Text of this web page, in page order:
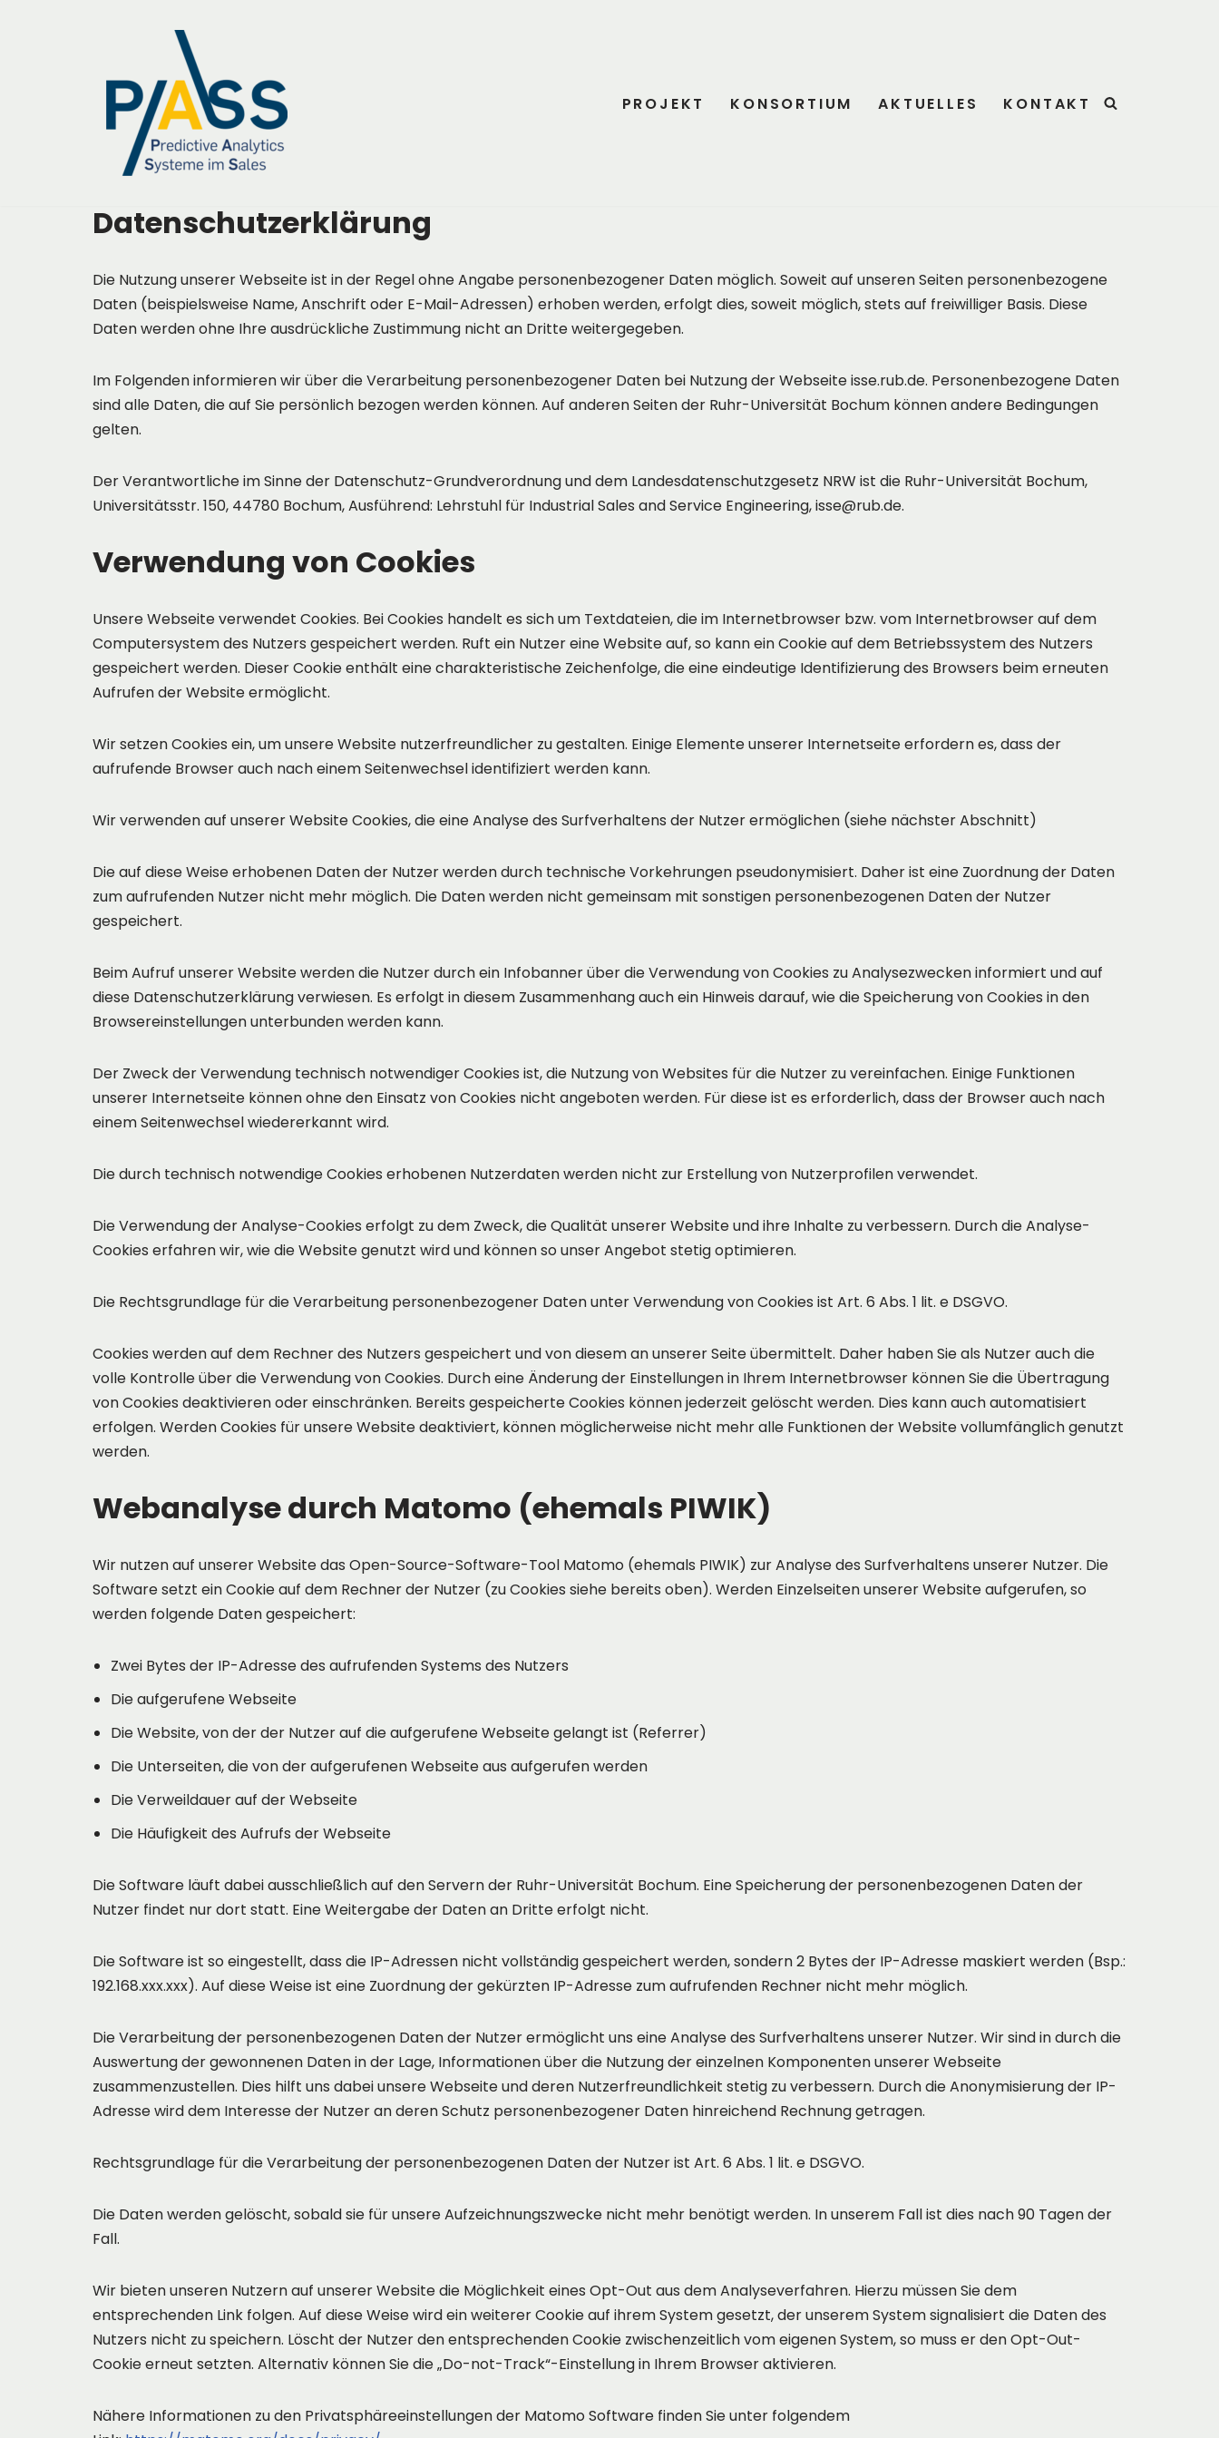
PROJEKT KONSORTIUM AKTUELLES KONTAKT
Datenschutzerklärung
Die Nut­zung un­se­rer Web­sei­te ist in der Regel ohne An­ga­be per­so­nen­be­zo­ge­ner Daten mög­lich. So­weit auf un­se­ren Sei­ten per­so­nen­be­zo­ge­ne
Daten (bei­spiels­wei­se Name, An­schrift oder E-Mail-Adres­sen) er­ho­ben wer­den, er­folgt dies, so­weit mög­lich, stets auf frei­williger Basis. Diese
Daten wer­den ohne Ihre aus­drück­li­che Zu­stim­mung nicht an Drit­te wei­ter­ge­geben.
Im Folgenden informieren wir über die Verarbeitung personenbezogener Daten bei Nutzung der Webseite isse.rub.de. Personenbezogene Daten
sind alle Daten, die auf Sie persönlich bezogen werden können. Auf anderen Seiten der Ruhr-Universität Bochum können andere Bedingungen
gelten.
Der Verantwortliche im Sinne der Datenschutz-Grundverordnung und dem Landesdatenschutzgesetz NRW ist die Ruhr-Universität Bochum,
Universitätsstr. 150, 44780 Bochum, Ausführend: Lehrstuhl für Industrial Sales and Service Engineering, isse@rub.de.
Verwendung von Cookies
Unsere Webseite verwendet Cookies. Bei Cookies handelt es sich um Textdateien, die im Internetbrowser bzw. vom Internetbrowser auf dem
Computersystem des Nutzers gespeichert werden. Ruft ein Nutzer eine Website auf, so kann ein Cookie auf dem Betriebssystem des Nutzers
gespeichert werden. Dieser Cookie enthält eine charakteristische Zeichenfolge, die eine eindeutige Identifizierung des Browsers beim erneuten
Aufrufen der Website ermöglicht.
Wir setzen Cookies ein, um unsere Website nutzerfreundlicher zu gestalten. Einige Elemente unserer Internetseite erfordern es, dass der
aufrufende Browser auch nach einem Seitenwechsel identifiziert werden kann.
Wir verwenden auf unserer Website Cookies, die eine Analyse des Surfverhaltens der Nutzer ermöglichen (siehe nächster Abschnitt)
Die auf diese Weise erhobenen Daten der Nutzer werden durch technische Vorkehrungen pseudonymisiert. Daher ist eine Zuordnung der Daten
zum aufrufenden Nutzer nicht mehr möglich. Die Daten werden nicht gemeinsam mit sonstigen personenbezogenen Daten der Nutzer
gespeichert.
Beim Aufruf unserer Website werden die Nutzer durch ein Infobanner über die Verwendung von Cookies zu Analysezwecken informiert und auf
diese Datenschutzerklärung verwiesen. Es erfolgt in diesem Zusammenhang auch ein Hinweis darauf, wie die Speicherung von Cookies in den
Browsereinstellungen unterbunden werden kann.
Der Zweck der Verwendung technisch notwendiger Cookies ist, die Nutzung von Websites für die Nutzer zu vereinfachen. Einige Funktionen
unserer Internetseite können ohne den Einsatz von Cookies nicht angeboten werden. Für diese ist es erforderlich, dass der Browser auch nach
einem Seitenwechsel wiedererkannt wird.
Die durch technisch notwendige Cookies erhobenen Nutzerdaten werden nicht zur Erstellung von Nutzerprofilen verwendet.
Die Verwendung der Analyse-Cookies erfolgt zu dem Zweck, die Qualität unserer Website und ihre Inhalte zu verbessern. Durch die Analyse-
Cookies erfahren wir, wie die Website genutzt wird und können so unser Angebot stetig optimieren.
Die Rechtsgrundlage für die Verarbeitung personenbezogener Daten unter Verwendung von Cookies ist Art. 6 Abs. 1 lit. e DSGVO.
Cookies werden auf dem Rechner des Nutzers gespeichert und von diesem an unserer Seite übermittelt. Daher haben Sie als Nutzer auch die
volle Kontrolle über die Verwendung von Cookies. Durch eine Änderung der Einstellungen in Ihrem Internetbrowser können Sie die Übertragung
von Cookies deaktivieren oder einschränken. Bereits gespeicherte Cookies können jederzeit gelöscht werden. Dies kann auch automatisiert
erfolgen. Werden Cookies für unsere Website deaktiviert, können möglicherweise nicht mehr alle Funktionen der Website vollumfänglich genutzt
werden.
Webanalyse durch Matomo (ehemals PIWIK)
Wir nutzen auf unserer Website das Open-Source-Software-Tool Matomo (ehemals PIWIK) zur Analyse des Surfverhaltens unserer Nutzer. Die
Software setzt ein Cookie auf dem Rechner der Nutzer (zu Cookies siehe bereits oben). Werden Einzelseiten unserer Website aufgerufen, so
werden folgende Daten gespeichert:
Zwei Bytes der IP-Adresse des aufrufenden Systems des Nutzers
Die aufgerufene Webseite
Die Website, von der der Nutzer auf die aufgerufene Webseite gelangt ist (Referrer)
Die Unterseiten, die von der aufgerufenen Webseite aus aufgerufen werden
Die Verweildauer auf der Webseite
Die Häufigkeit des Aufrufs der Webseite
Die Software läuft dabei ausschließlich auf den Servern der Ruhr-Universität Bochum. Eine Speicherung der personenbezogenen Daten der
Nutzer findet nur dort statt. Eine Weitergabe der Daten an Dritte erfolgt nicht.
Die Software ist so eingestellt, dass die IP-Adressen nicht vollständig gespeichert werden, sondern 2 Bytes der IP-Adresse maskiert werden (Bsp.:
192.168.xxx.xxx). Auf diese Weise ist eine Zuordnung der gekürzten IP-Adresse zum aufrufenden Rechner nicht mehr möglich.
Die Verarbeitung der personenbezogenen Daten der Nutzer ermöglicht uns eine Analyse des Surfverhaltens unserer Nutzer. Wir sind in durch die
Auswertung der gewonnenen Daten in der Lage, Informationen über die Nutzung der einzelnen Komponenten unserer Webseite
zusammenzustellen. Dies hilft uns dabei unsere Webseite und deren Nutzerfreundlichkeit stetig zu verbessern. Durch die Anonymisierung der IP-
Adresse wird dem Interesse der Nutzer an deren Schutz personenbezogener Daten hinreichend Rechnung getragen.
Rechtsgrundlage für die Verarbeitung der personenbezogenen Daten der Nutzer ist Art. 6 Abs. 1 lit. e DSGVO.
Die Daten werden gelöscht, sobald sie für unsere Aufzeichnungszwecke nicht mehr benötigt werden. In unserem Fall ist dies nach 90 Tagen der
Fall.
Wir bieten unseren Nutzern auf unserer Website die Möglichkeit eines Opt-Out aus dem Analyseverfahren. Hierzu müssen Sie dem
entsprechenden Link folgen. Auf diese Weise wird ein weiterer Cookie auf ihrem System gesetzt, der unserem System signalisiert die Daten des
Nutzers nicht zu speichern. Löscht der Nutzer den entsprechenden Cookie zwischenzeitlich vom eigenen System, so muss er den Opt-Out-
Cookie erneut setzten. Alternativ können Sie die „Do-not-Track“-Einstellung in Ihrem Browser aktivieren.
Nähere Informationen zu den Privatsphäreeinstellungen der Matomo Software finden Sie unter folgendem